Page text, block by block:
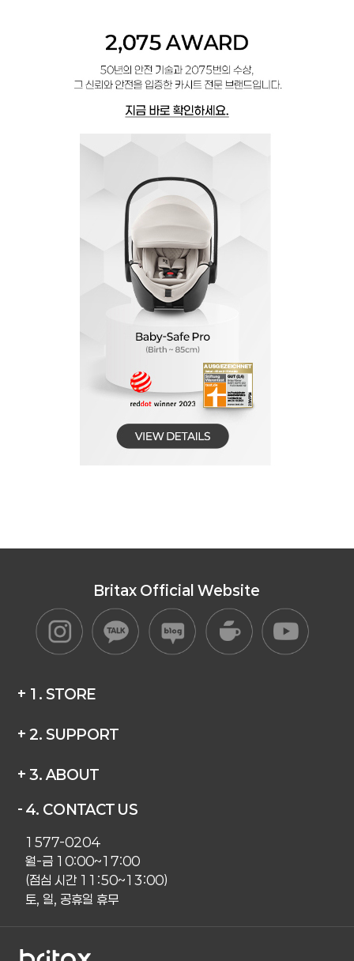
Britax Official Website
+ 1. STORE
+ 2. SUPPORT
+ 3. ABOUT
- 4. CONTACT US
1577-0204
월-금 10:00~17:00
(점심 시간 11:50~13:00)
토, 일, 공휴일 휴무